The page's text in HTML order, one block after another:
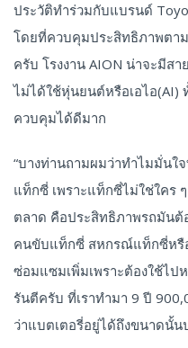
ประวัติทำร่วมกับแบรนด์
โดยที่ควบคุมประสิทธิภาพตา
ครับ โรงงาน AION น่าจะมี
ไม่ได้ใช้หุ่นยนต์หรือเอไอ(AI)
ควบคุมได้ดีมาก
“บางท่านถามผมว่าทำไมมั่นใ
แท็กซี่ เพราะแท็กซี่ไม่ใช่ใคร
ตลาด คือประสิทธิภาพรถมันต้
คนขับแท็กซี่ สหกรณ์แท็กซี่หรื
ซ่อมแซมเพิ่มเพราะต้องใช้ไป
รันตีครับ ที่เราทำมา 9 ปี
ว่าแบตเตอรี่อยู่ได้ถึงขนาดนั้น